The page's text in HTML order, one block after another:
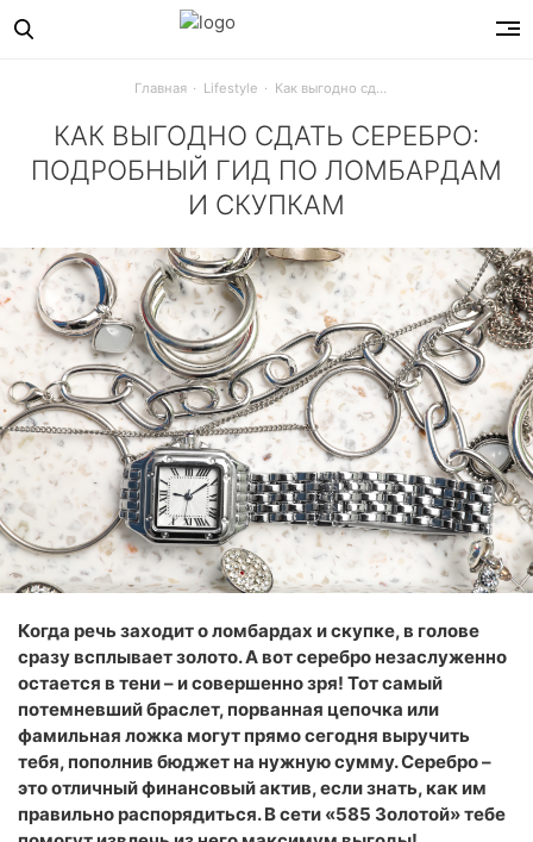
Главная Lifestyle
КАК ВЫГОДНО СДАТЬ СЕРЕБРО:
ПОДРОБНЫЙ ГИД ПО ЛОМБАРДАМ
И СКУПКАМ
Хотите сдать серебро в ломбард? Подробный гид:
Когда речь заходит о ломбардах и скупке, в голове
сразу всплывает золото. А вот серебро незаслуженно
остается в тени – и совершенно зря! Тот самый
потемневший браслет, порванная цепочка или
фамильная ложка могут прямо сегодня выручить
тебя, пополнив бюджет на нужную сумму. Серебро –
это отличный финансовый актив, если знать, как им
правильно распорядиться. В сети «585 Золотой» тебе